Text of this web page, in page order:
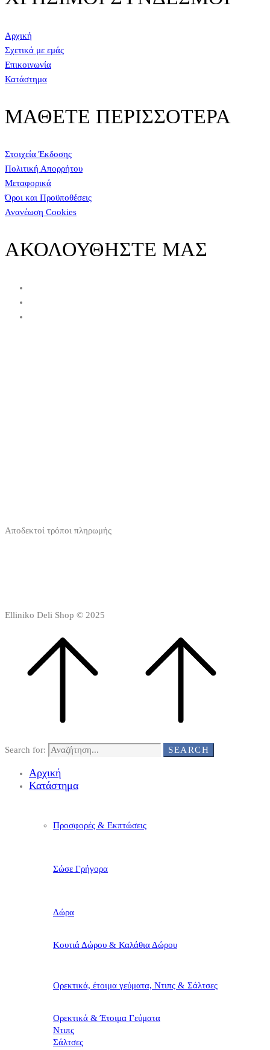
Αρχική
Σχετικά με εμάς
Επικοινωνία
Κατάστημα
ΜΑΘΕΤΕ ΠΕΡΙΣΣΟΤΕΡΑ
Στοιχεία Έκδοσης
Πολιτική Απορρήτου
Μεταφορικά
Όροι και Προϋποθέσεις
Ανανέωση Cookies
ΑΚΟΛΟΥΘΗΣΤΕ ΜΑΣ
Αποδεκτοί τρόποι πληρωμής
Elliniko Deli Shop © 2025
Search for: SEARCH
Αρχική
Κατάστημα
Προσφορές & Εκπτώσεις
Σώσε Γρήγορα
Δώρα
Κουτιά Δώρου & Καλάθια Δώρου
Ορεκτικά, έτοιμα γεύματα, Ντιπς & Σάλτσες
Ορεκτικά & Έτοιμα Γεύματα
Ντιπς
Σάλτσες